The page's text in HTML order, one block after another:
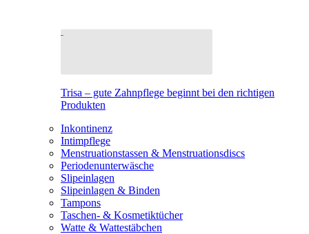
Trisa – gute Zahnpflege beginnt bei den richtigen
Produkten
Inkontinenz
Intimpflege
Menstruationstassen & Menstruationsdiscs
Periodenunterwäsche
Slipeinlagen
Slipeinlagen & Binden
Tampons
Taschen- & Kosmetiktücher
Watte & Wattestäbchen